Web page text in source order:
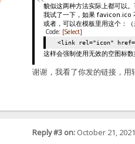
貌似这两种方法实际上都可以
我试了一下，如果 favicon.ico
或者，可以在模板里用这个：（
Code: [Select]
<link rel="icon"
这样会强制使用无效的空图标数
谢谢，我看了你发的链接，用
Reply #3 on:October 21,